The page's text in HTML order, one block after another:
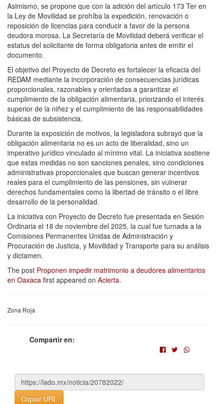
Asimismo, se propone que con la adición del artículo 173 Ter en
la Ley de Movilidad se prohíba la expedición, renovación o
reposición de licencias para conducir a favor de la persona
deudora morosa. La Secretaría de Movilidad deberá verificar el
estatus del solicitante de forma obligatoria antes de emitir el
documento.
El objetivo del Proyecto de Decreto es fortalecer la eficacia del
REDAM mediante la incorporación de consecuencias jurídicas
proporcionales, razonables y orientadas a garantizar el
cumplimiento de la obligación alimentaria, priorizando el interés
superior de la niñez y el cumplimiento de las responsabilidades
básicas de subsistencia.
Durante la exposición de motivos, la legisladora subrayó que la
obligación alimentaria no es un acto de liberalidad, sino un
imperativo jurídico vinculado al mínimo vital. La iniciativa sostiene
que estas medidas no son sanciones penales, sino condiciones
administrativas proporcionales que buscan generar incentivos
reales para el cumplimiento de las pensiones, sin vulnerar
derechos fundamentales como la libertad de tránsito o el libre
desarrollo de la personalidad.
La iniciativa con Proyecto de Decreto fue presentada en Sesión
Ordinaria el 18 de noviembre del 2025, la cual fue turnada a la
Comisiones Permanentes Unidas de Administración y
Procuración de Justicia, y Movilidad y Transporte para su análisis
y dictamen.
The post Proponen impedir matrimonio a deudores alimentarios
en Oaxaca first appeared on Acierta.
Zona Roja
Compartir en:
Copiar URL